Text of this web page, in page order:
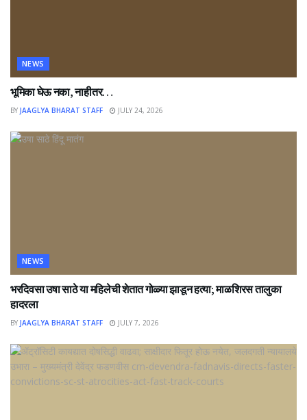
NEWS
भूमिका घेऊ नका, नाहीतर…
BY JAAGLYA BHARAT STAFF JULY 24, 2026
NEWS
भरदिवसा उषा साठे या महिलेची शेतात गोळ्या झाडून हत्या; माळशिरस तालुका
हादरला
BY JAAGLYA BHARAT STAFF JULY 7, 2026